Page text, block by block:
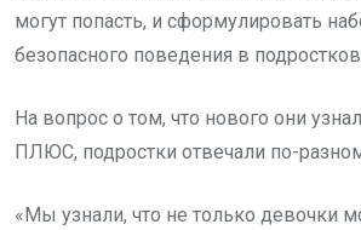
могут попасть, и сформулировать
безопасного поведения в
На вопрос о том, что нового они
ПЛЮС, подростки отвечали по-
«Мы узнали, что не только девочки